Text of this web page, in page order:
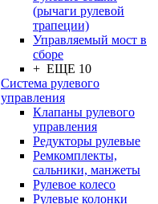
(рычаги рулевой
трапеции)
Управляемый мост в
сборе
+ ЕЩЕ 10
Система рулевого
управления
Клапаны рулевого
управления
Редукторы рулевые
Ремкомплекты,
сальники, манжеты
Рулевое колесо
Рулевые колонки